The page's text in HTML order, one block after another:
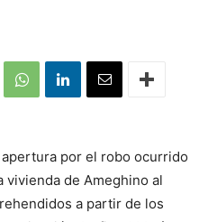
por el robo ocurrido
de Ameghino al
a partir de los